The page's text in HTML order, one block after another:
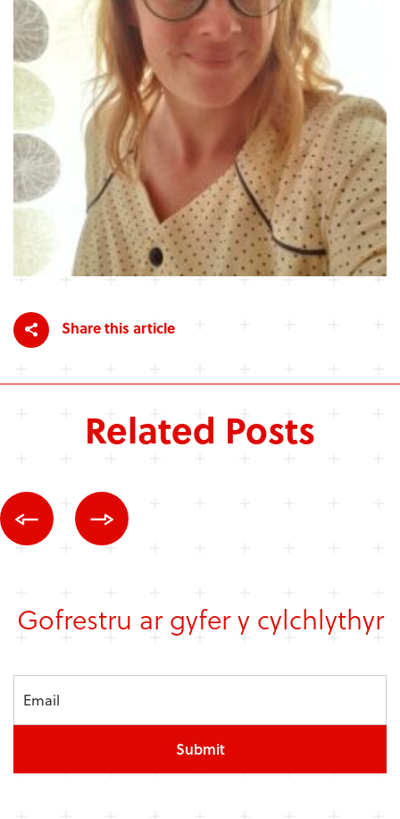
Share this article
Related Posts
Gofrestru ar gyfer y cylchlythyr
Submit